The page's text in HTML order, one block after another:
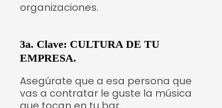
organizaciones.
3a. Clave: CULTURA DE TU
EMPRESA.
Asegúrate que a esa persona que
vas a contratar le guste la música